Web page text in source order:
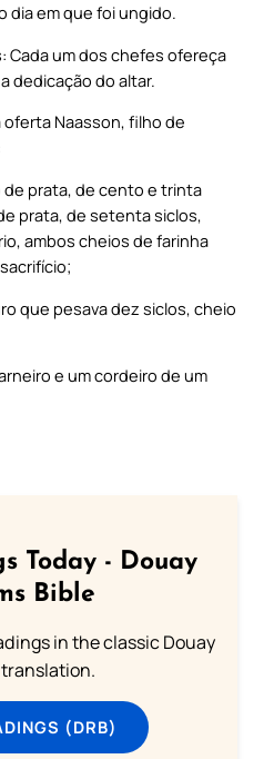
dia em que foi ungido.
Cada um dos chefes ofereça
dedicação do altar.
oferta Naasson, filho de
prata, de cento e trinta
prata, de setenta siclos,
ambos cheios de farinha
que pesava dez siclos, cheio
e um cordeiro de um
Today - Douay
Bible
in the classic Douay
(DRB)